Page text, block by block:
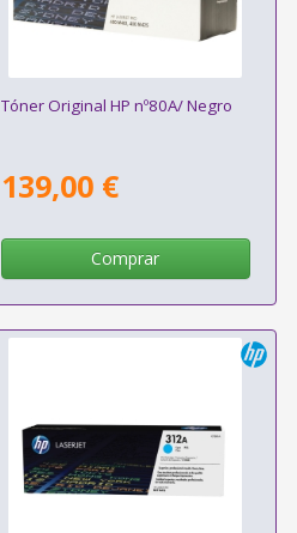
Tóner Original HP nº80A/ Negro
139,00 €
Comprar